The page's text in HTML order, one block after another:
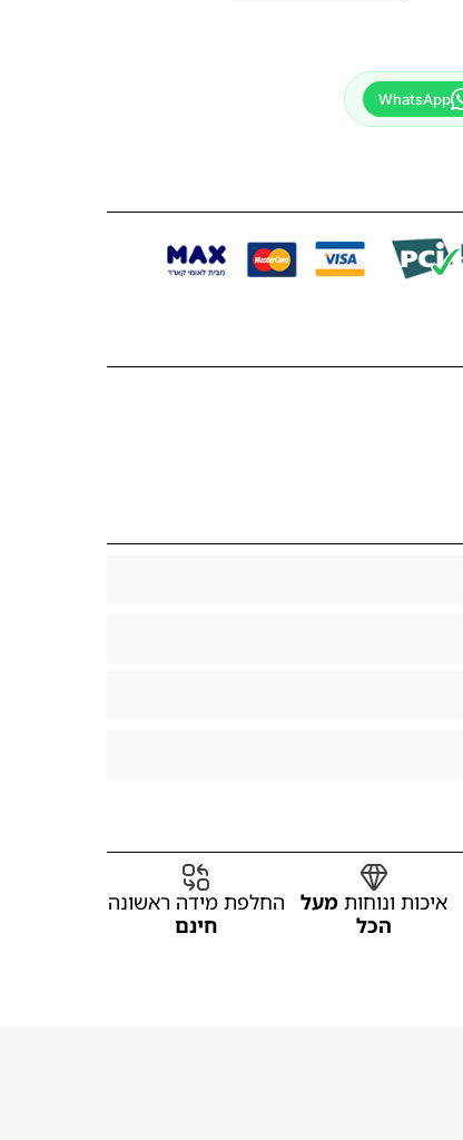
WhatsApp
איכות ונוחות מעל
הכל
החלפת מידה ראשונה
חינם